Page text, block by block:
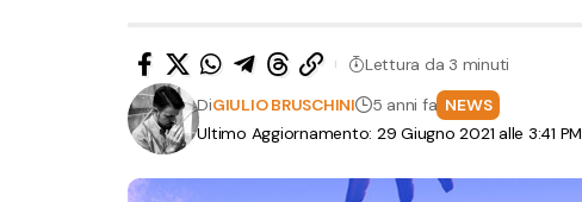
Ultimo Aggiornamento: 29 Giugno 2021 alle 3:41 PM
DiGIULIO BRUSCHINI 5 anni fa NEWS
Lettura da 3 minuti